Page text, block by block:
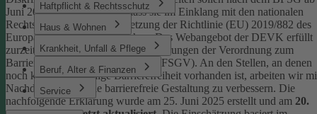
Haftpflicht & Rechtsschutz
Haus & Wohnen
Krankheit, Unfall & Pflege
Beruf, Alter & Finanzen
Service
Juni 2025 so gestaltet sein, dass sie im Einklang mit den nationalen
Rechtsvorschriften zur Umsetzung der Richtlinie (EU) 2019/882 des
Europäischen Parlaments stehen.Das Webangebot der DEVK erfüllt
zurzeit nicht vollständig die Anforderungen der Verordnung zum
Barrierefreiheitsstärkungsgesetz (BFSGV). An den Stellen, an denen
noch keine vollständige Barrierefreiheit vorhanden ist, arbeiten wir
Nachdruck daran, die barrierefreie Gestaltung zu verbessern. Die
nachfolgende Erklärung wurde am 25. Juni 2025 erstellt und am 20.